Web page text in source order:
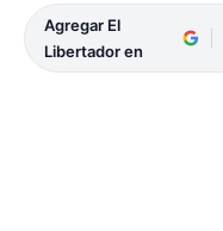
Agregar El
Libertador en